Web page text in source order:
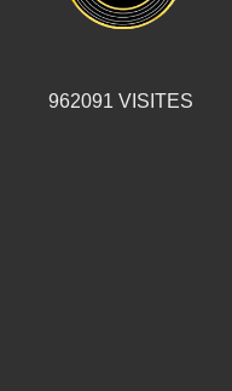
962091 VISITES